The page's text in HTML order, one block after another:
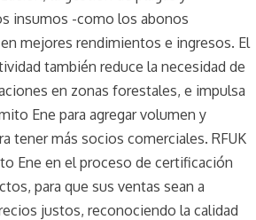
insumos -como los abonos
mejores rendimientos e ingresos. El
también reduce la necesidad de
en zonas forestales, e impulsa
Ene para agregar volumen y
tener más socios comerciales. RFUK
Ene en el proceso de certificación
para que sus ventas sean a
justos, reconociendo la calidad